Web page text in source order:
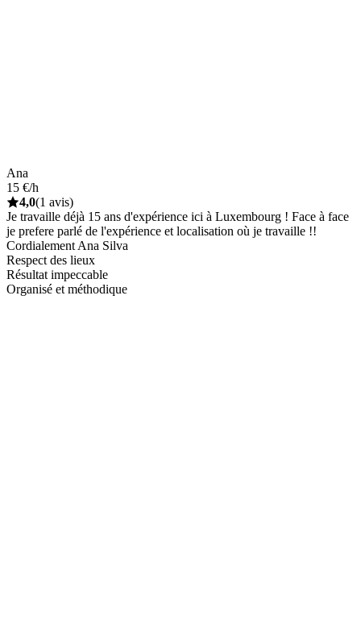
Ana
15 €/h
4,0(1 avis)
Je travaille déjà 15 ans d'expérience ici à Luxembourg ! Face à face
je prefere parlé de l'expérience et localisation où je travaille !!
Cordialement Ana Silva
Respect des lieux
Résultat impeccable
Organisé et méthodique